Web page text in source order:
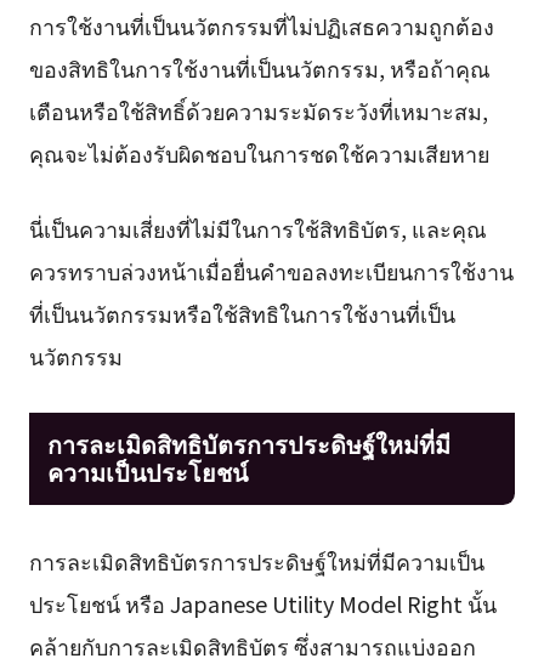
การใช้งานที่เป็นนวัตกรรมที่ไม่ปฏิเสธความถูกต้อง
ของสิทธิในการใช้งานที่เป็นนวัตกรรม, หรือถ้าคุณ
เตือนหรือใช้สิทธิ์ด้วยความระมัดระวังที่เหมาะสม,
คุณจะไม่ต้องรับผิดชอบในการชดใช้ความเสียหาย
นี่เป็นความเสี่ยงที่ไม่มีในการใช้สิทธิบัตร, และคุณ
ควรทราบล่วงหน้าเมื่อยื่นคำขอลงทะเบียนการใช้งาน
ที่เป็นนวัตกรรมหรือใช้สิทธิในการใช้งานที่เป็น
นวัตกรรม
การละเมิดสิทธิบัตรการประดิษฐ์ใหม่ที่มี
ความเป็นประโยชน์
การละเมิดสิทธิบัตรการประดิษฐ์ใหม่ที่มีความเป็น
ประโยชน์ หรือ Japanese Utility Model Right นั้น
คล้ายกับการละเมิดสิทธิบัตร ซึ่งสามารถแบ่งออก